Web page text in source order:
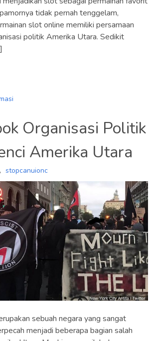
tidak pernah tenggelam,
slot online memiliki persamaan
politik Amerika Utara. Sedikit
Organisasi Politik
Amerika Utara
stopcanuionc
sebuah negara yang sangat
menjadi beberapa bagian salah